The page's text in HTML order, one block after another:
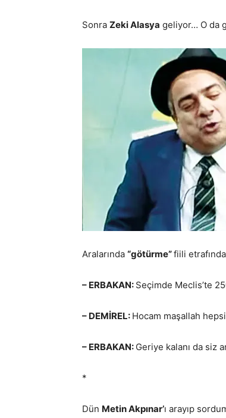
Sonra Zeki Alasya geliyor… O da
Aralarında “götürme”fiili
– ERBAKAN: Seçimde Meclis’te
– DEMİREL: Hocam maşallah
– ERBAKAN: Geriye kalanı da siz
*
Dün Metin Akpınar’ı arayıp